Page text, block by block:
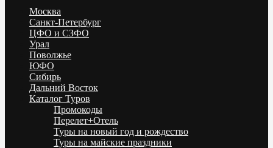
Низкие цены на путевки 3-7-10 ночей все включено, отдых на
море. Распродажа экскурсионных и горнолыжных туров.
Обновление каждый день. Официальный сайт Тур Сейл
Москва
Санкт-Петербург
ЦФО и СЗФО
Урал
Поволжье
ЮФО
Сибирь
Дальний Восток
Каталог Туров
Промокоды
Перелет+Отель
Туры на новый год и рождество
Туры на майские праздники